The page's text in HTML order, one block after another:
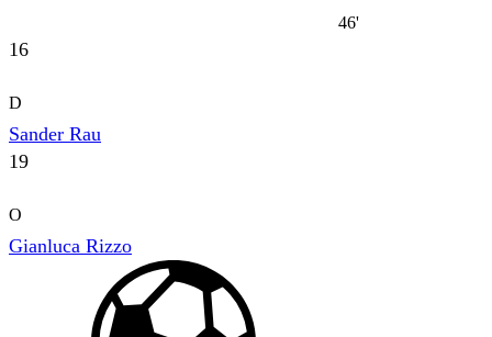
46'
16
D
Sander Rau
19
O
Gianluca Rizzo